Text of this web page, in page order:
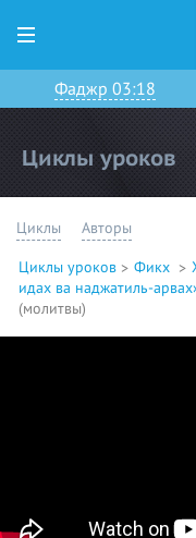
Фаджр 03:18
Циклы уроков
Циклы Авторы
Циклы уроков Фикх
идах ва наджатиль-
(молитвы)